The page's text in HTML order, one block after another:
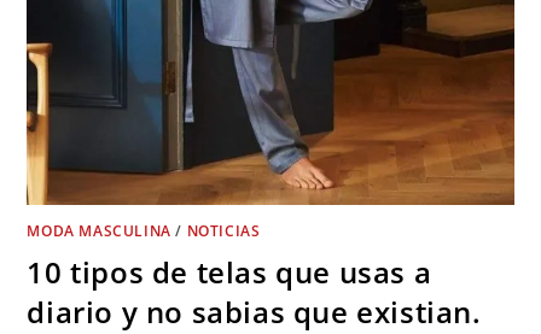
MODA MASCULINA / NOTICIAS
10 tipos de telas que usas a
diario y no sabias que existian.